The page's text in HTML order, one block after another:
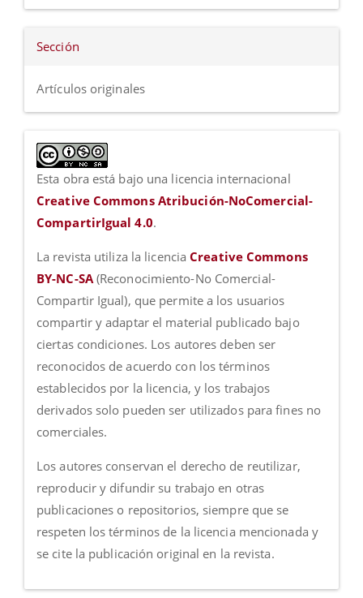
Sección
Artículos originales
Esta obra está bajo una licencia internacional
Creative Commons Atribución-NoComercial-
CompartirIgual 4.0.
La revista utiliza la licenciaCreative Commons
BY-NC-SA(Reconocimiento-No Comercial-
Compartir Igual), que permite a los usuarios
compartir y adaptar el material publicado bajo
ciertas condiciones. Los autores deben ser
reconocidos de acuerdo con los términos
establecidos por la licencia, y los trabajos
derivados solo pueden ser utilizados para fines no
comerciales.
Los autores conservan el derecho de reutilizar,
reproducir y difundir su trabajo en otras
publicaciones o repositorios, siempre que se
respeten los términos de la licencia mencionada y
se cite la publicación original en la revista.